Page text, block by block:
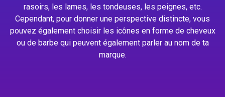
rasoirs, les lames, les tondeuses, les peignes, etc.
Cependant, pour donner une perspective distincte, vous
pouvez également choisir les icônes en forme de cheveux
ou de barbe qui peuvent également parler au nom de ta
marque.